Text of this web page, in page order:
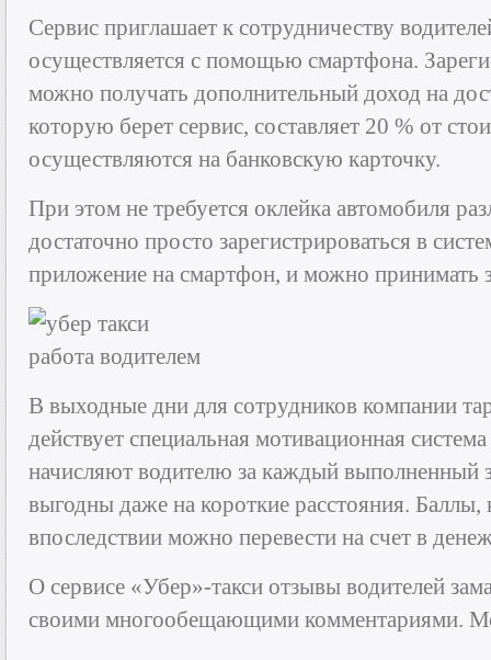
Сервис приглашает к сотрудничеству
осуществляется с помощью смартфона.
можно получать дополнительный доход на
которую берет сервис, составляет 20 % от
осуществляются на банковскую карточку.
При этом не требуется оклейка автомобиля
достаточно просто зарегистрироваться в
приложение на смартфон, и можно принимать
В выходные дни для сотрудников компании
действует специальная мотивационная
начисляют водителю за каждый выполненный
выгодны даже на короткие расстояния. Баллы,
впоследствии можно перевести на счет в
О сервисе «Убер»-такси отзывы водителей
своими многообещающими комментариями.